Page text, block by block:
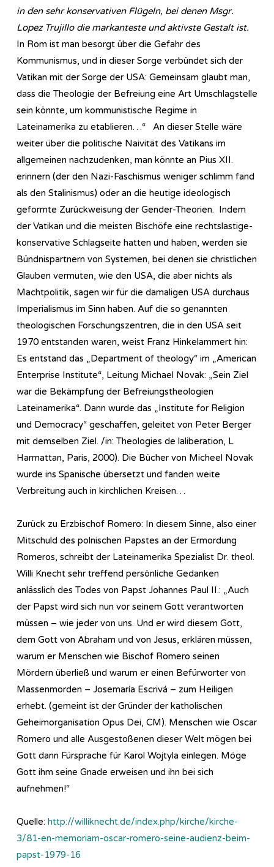
in den sehr konservativen Flügeln, bei denen Msgr.
Lopez Trujillo die markanteste und aktivste Gestalt ist.
In Rom ist man besorgt über die Gefahr des
Kommunismus, und in dieser Sorge verbündet sich der
Vatikan mit der Sorge der USA: Gemeinsam glaubt man,
dass die Theologie der Befreiung eine Art Umschlagstelle
sein könnte, um kommunistische Regime in
Lateinamerika zu etablieren…“ An dieser Stelle wäre
weiter über die politische Naivität des Vatikans im
allgemeinen nachzudenken, man könnte an Pius XII.
erinnern (der den Nazi-Faschismus weniger schlimm fand
als den Stalinismus) oder an die heutige ideologisch
geformte Zurückweisung der Gender-Theorien. Indem
der Vatikan und die meisten Bischöfe eine rechtslastige-
konservative Schlagseite hatten und haben, werden sie
Bündnispartnern von Systemen, bei denen sie christlichen
Glauben vermuten, wie den USA, die aber nichts als
Machtpolitik, sagen wir für die damaligen USA durchaus
Imperialismus im Sinn haben. Auf die so genannten
theologischen Forschungszentren, die in den USA seit
1970 entstanden waren, weist Franz Hinkelammert hin:
Es entstand das „Department of theology“ im „American
Enterprise Institute“, Leitung Michael Novak: „Sein Ziel
war die Bekämpfung der Befreiungstheologien
Lateinamerika“. Dann wurde das „Institute for Religion
und Democracy“ geschaffen, geleitet von Peter Berger
mit demselben Ziel. /in: Theologies de laliberation, L
Harmattan, Paris, 2000). Die Bücher von Micheel Novak
wurde ins Spanische übersetzt und fanden weite
Verbreitung auch in kirchlichen Kreisen…
Zurück zu Erzbischof Romero: In diesem Sinne, also einer
Mitschuld des polnischen Papstes an der Ermordung
Romeros, schreibt der Lateinamerika Spezialist Dr. theol.
Willi Knecht sehr treffend persönliche Gedanken
anlässlich des Todes von Papst Johannes Paul II.: „Auch
der Papst wird sich nun vor seinem Gott verantworten
müssen – wie jeder von uns. Und er wird diesem Gott,
dem Gott von Abraham und von Jesus, erklären müssen,
warum er Menschen wie Bischof Romero seinen
Mördern überließ und warum er einen Befürworter von
Massenmorden – Josemaría Escrivá – zum Heiligen
erhebt. (gemeint ist der Gründer der katholischen
Geheimorganisation Opus Dei, CM). Menschen wie Oscar
Romero und alle Ausgestoßenen dieser Welt mögen bei
Gott dann Fürsprache für Karol Wojtyla einlegen. Möge
Gott ihm seine Gnade erweisen und ihn bei sich
aufnehmen!“
Quelle: http://williknecht.de/index.php/kirche/kirche-
3/81-en-memoriam-oscar-romero-seine-audienz-beim-
papst-1979-16